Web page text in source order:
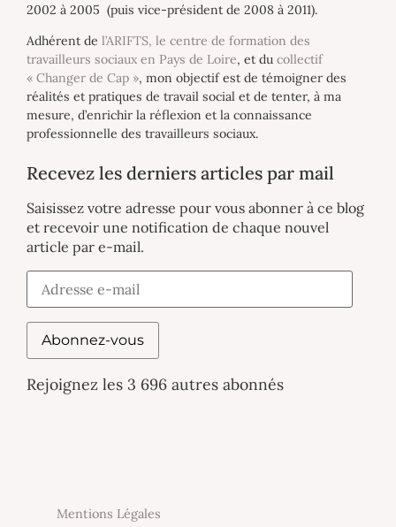
2002 à 2005 (puis vice-président de 2008 à 2011).
Adhérent de l’ARIFTS, le centre de formation des
travailleurs sociaux en Pays de Loire, et du collectif
« Changer de Cap », mon objectif est de témoigner des
réalités et pratiques de travail social et de tenter, à ma
mesure, d’enrichir la réflexion et la connaissance
professionnelle des travailleurs sociaux.
Recevez les derniers articles par mail
Saisissez votre adresse pour vous abonner à ce blog
et recevoir une notification de chaque nouvel
article par e-mail.
Abonnez-vous
Rejoignez les 3 696 autres abonnés
Mentions Légales